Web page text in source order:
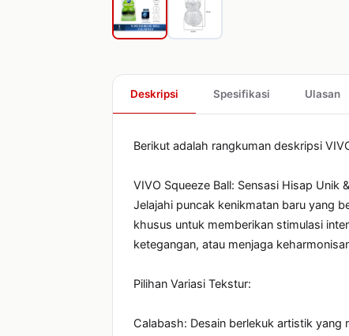
Deskripsi Spesifikasi Ulasan
Berikut adalah rangkuman deskripsi
VIVO Squeeze Ball: Sensasi Hisap Unik
Jelajahi puncak kenikmatan baru yang
khusus untuk memberikan stimulasi
ketegangan, atau menjaga
Pilihan Variasi Tekstur:
Calabash: Desain berlekuk artistik